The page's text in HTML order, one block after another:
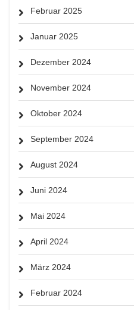
Februar 2025
Januar 2025
Dezember 2024
November 2024
Oktober 2024
September 2024
August 2024
Juni 2024
Mai 2024
April 2024
März 2024
Februar 2024